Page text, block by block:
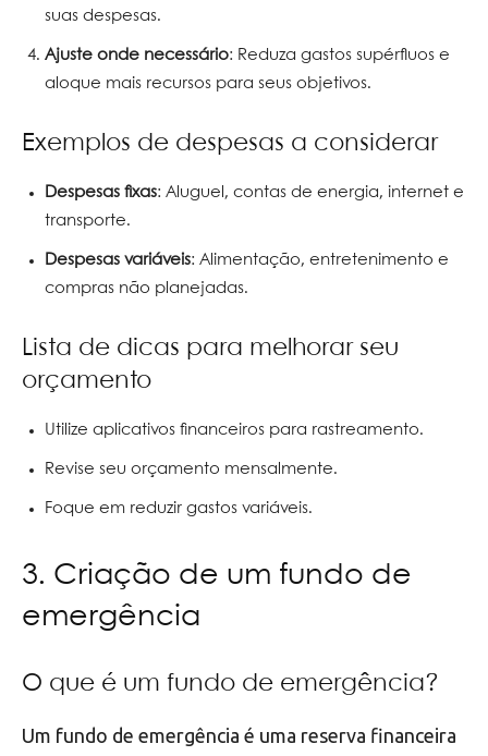
suas despesas.
Ajuste onde necessário: Reduza gastos supérfluos e
aloque mais recursos para seus objetivos.
Exemplos de despesas a considerar
Despesas fixas: Aluguel, contas de energia, internet e
transporte.
Despesas variáveis: Alimentação, entretenimento e
compras não planejadas.
Lista de dicas para melhorar seu
orçamento
Utilize aplicativos financeiros para rastreamento.
Revise seu orçamento mensalmente.
Foque em reduzir gastos variáveis.
3. Criação de um fundo de
emergência
O que é um fundo de emergência?
Um fundo de emergência é uma reserva financeira